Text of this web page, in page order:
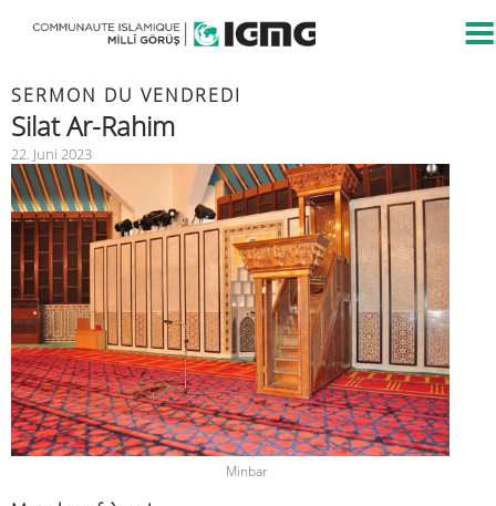
SERMON DU VENDREDI
Silat Ar-Rahim
22. Juni 2023
Minbar